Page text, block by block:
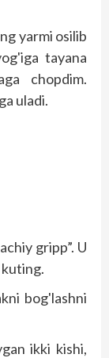
yarmi osilib
tayana
chop­dim.
uladi.
gripp”. U
bog'lashni
ikki kishi,